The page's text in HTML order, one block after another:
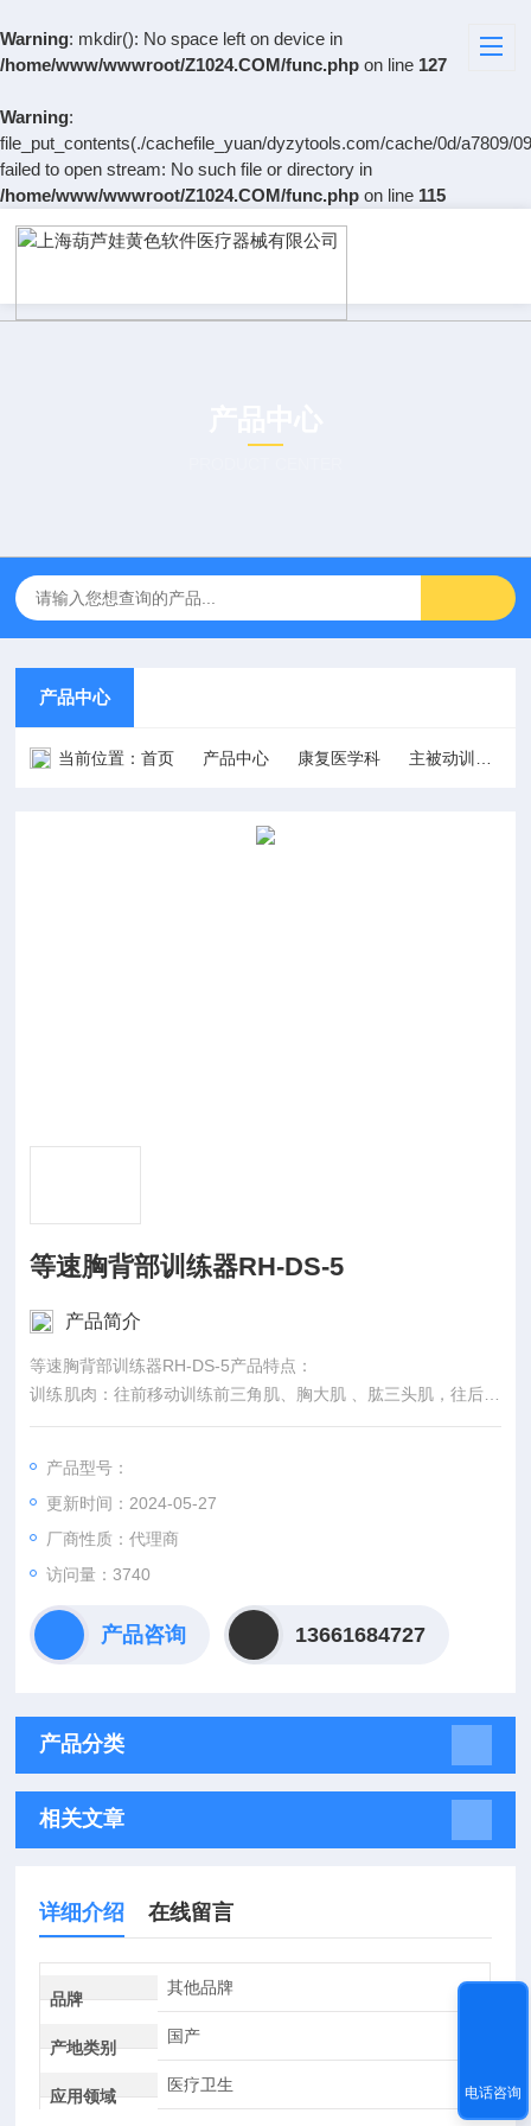
Warning: mkdir(): No space left on device in
/home/www/wwwroot/Z1024.COM/func.php on line 127
Warning:
file_put_contents(./cachefile_yuan/dyzytools.com/cache/0d/a7809/
failed to open stream: No such file or directory in
/home/www/wwwroot/Z1024.COM/func.php on line 115
产品中心
当前位置：首页 产品中心 康复医学科 主被动训练/肢体康复训练
等速胸背部训练器RH-DS-5
产品简介
等速胸背部训练器RH-DS-5产品特点：
训练肌肉：往前移动训练前三角肌、胸大肌 、肱三头肌，往后移
动训练背阔肌、肱二头肌。
提能力；避免肩部肩部肌肉酸痛或病变的产生。
开始姿势：双脚与肩同宽，脚掌紧贴地面，臀部紧贴座椅，肩胛
骨紧贴靠垫，过程保持脊椎良好体线（收腹、肩胛骨内收下压、
背打直、收下巴）， 眼睛直视前方，双手握住握把。
产品型号：
更新时间：2024-05-27
厂商性质：代理商
访问量：3740
产品咨询 13661684727
产品分类
相关文章
详细介绍 在线留言
品牌
其他品牌
产地类别
国产
应用领域
医疗卫生 电话咨询